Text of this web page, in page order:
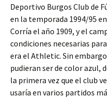
Deportivo Burgos Club de
en la temporada 1994/95
Corría el año 1909, y el
condiciones necesarias
era el Athletic. Sin
pudieran ser de color azul,
la primera vez que el club
usaría en varios partidos